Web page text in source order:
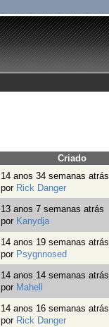
Criado
14 anos 34 semanas atrás
por Rick Danger
13 anos 7 semanas atrás
por Kanydja
14 anos 19 semanas atrás
por Psygnnosed
14 anos 14 semanas atrás
por Mahell
14 anos 16 semanas atrás
por Rick Danger